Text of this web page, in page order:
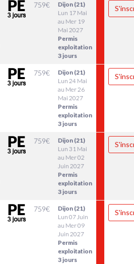
759€
Dijon (21)
Lun 17 Mai
au Mer 19
Mai 2027
Permis
exploitation
3 jours
759€
Dijon (21)
Lun 24 Mai
au Mer 26
Mai 2027
Permis
exploitation
3 jours
759€
Dijon (21)
Lun 31 Mai
au Mer 02
Juin 2027
Permis
exploitation
3 jours
759€
Dijon (21)
Lun 07 Juin
au Mer 09
Juin 2027
Permis
exploitation
3 jours